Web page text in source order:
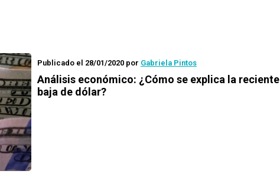
Publicado el 28/01/2020 por Gabriela Pintos
Análisis económico: ¿Cómo se explica la reciente
baja de dólar?